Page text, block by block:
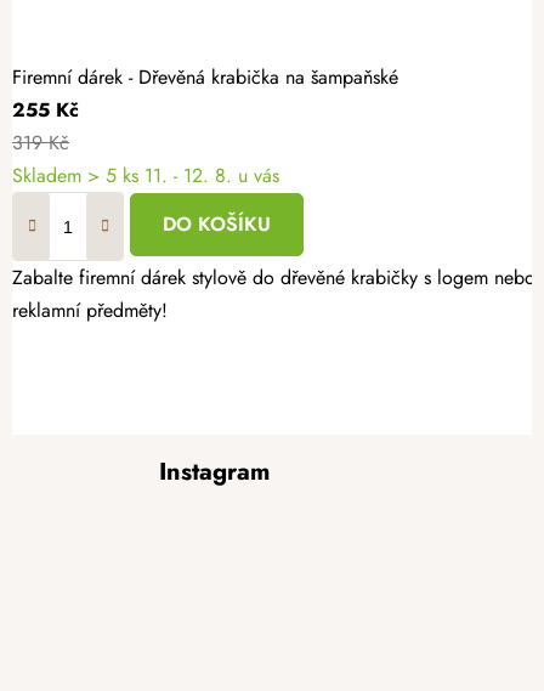
Firemní dárek - Dřevěná krabička na šampaňské
255 Kč
319 Kč
Skladem > 5 ks 11. - 12. 8. u vás
DO KOŠÍKU
Zabalte firemní dárek stylově do dřevěné krabičky s logem
reklamní předměty!
Instagram